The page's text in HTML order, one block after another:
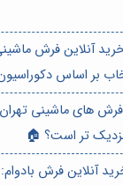
آنلاین فرش
بر اساس
های ماشینی
تر است؟ 🏠
آنلاین فرش